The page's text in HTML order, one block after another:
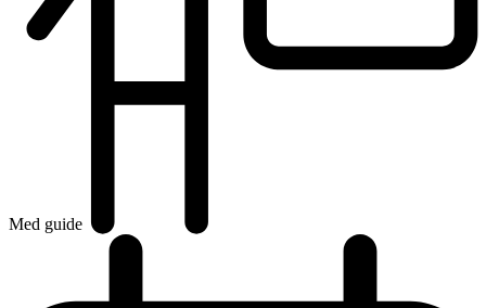
Med guide